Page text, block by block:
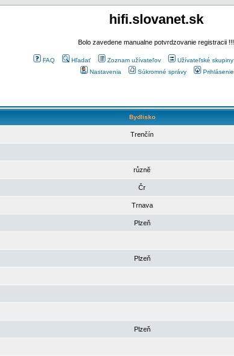
hifi.slovanet.sk
Bolo zavedene manualne potvrdzovanie registracii !!!
FAQ Hľadať Zoznam užívateľov Užívateľské skupiny
Nastavenia
Súkromné správy Prihlásenie
Bydlisko
Trenčín
různě
Čr
Trnava
Plzeň
Plzeň
Plzeň